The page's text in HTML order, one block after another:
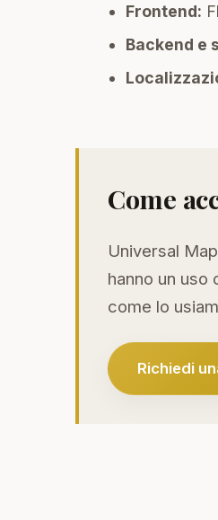
Frontend:
Backend e
Come
Universal
hanno un
come lo
Richiedi